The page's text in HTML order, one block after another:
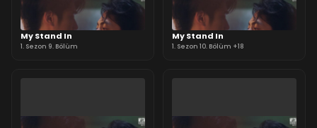
My Stand In
1. Sezon 9. Bölüm
My Stand In
1. Sezon 10. Bölüm +18